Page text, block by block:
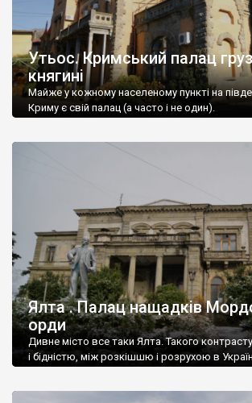
Утьос. Кримський палац
княгині
Майже у кожному населеному пункті на
Криму є свій палац (а часто і не один).
Ялта . Палац нащадків
орди
Дивне місто все таки Ялта. Такого
і бідністю, між розкішшю і розрухою в